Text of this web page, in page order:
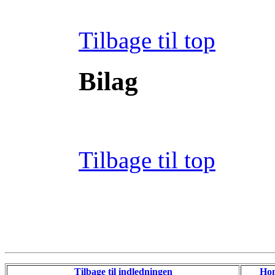
Tilbage til top
Bilag
Tilbage til top
Tilbage til indledningen